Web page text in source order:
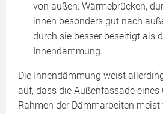
von außen: Wärmebrücken,
innen besonders gut nach
durch sie besser beseitigt als
Innendämmung.
Die Innendämmung weist
auf, dass die Außenfassade eines
Rahmen der Dämmarbeiten